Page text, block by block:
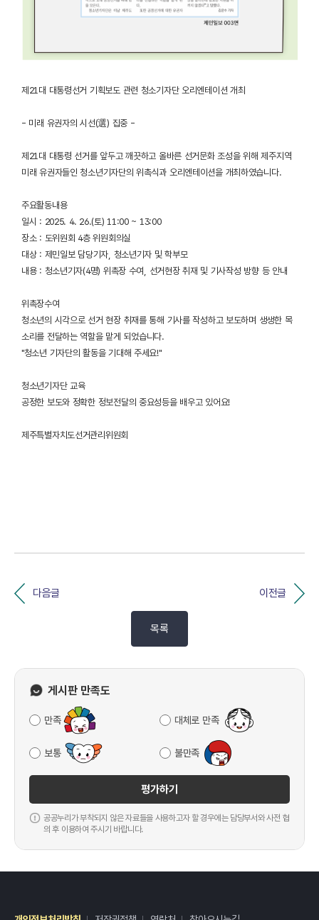
제21대 대통령선거 기획보도 관련 청소기자단 오리엔테이션 개최
- 미래 유권자의 시선(選) 집중 -
제21대 대통령 선거를 앞두고 깨끗하고 올바른 선거문화 조성을 위해 제주지역
미래 유권자들인 청소년기자단의 위촉식과 오리엔테이션을 개최하였습니다.
주요활동내용
일시 : 2025. 4. 26.(토) 11:00 ~ 13:00
장소 : 도위원회 4층 위원회의실
대상 : 제민일보 담당기자, 청소년기자 및 학부모
내용 : 청소년기자(4명) 위촉장 수여, 선거현장 취재 및 기사작성 방향 등 안내
위촉장수여
청소년의 시각으로 선거 현장 취재를 통해 기사를 작성하고 보도하며 생생한 목
소리를 전달하는 역할을 맡게 되었습니다.
"청소년 기자단의 활동을 기대해 주세요!"
청소년기자단 교육
공정한 보도와 정확한 정보전달의 중요성등을 배우고 있어요!
제주특별자치도선거관리위원회
다음글 이전글
목록
게시판 만족도
만족 대체로 만족
보통 불만족
평가하기
공공누리가 부착되지 않은 자료들을 사용하고자 할 경우에는 담당부서와 사전 협
의 후 이용하여 주시기 바랍니다.